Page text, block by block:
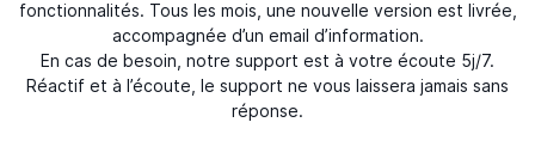
fonctionnalités. Tous les mois, une nouvelle version est livrée,
accompagnée d’un email d’information.
En cas de besoin, notre support est à votre écoute 5j/7.
Réactif et à l’écoute, le support ne vous laissera jamais sans
réponse.